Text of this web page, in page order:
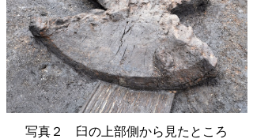
写真２ 臼の上部側から見たところ